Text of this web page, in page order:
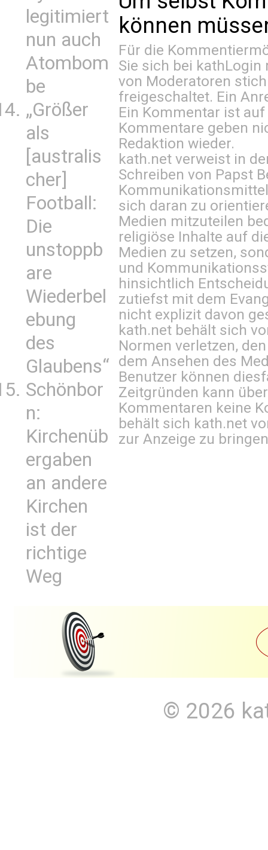
legitimiert
nun auch
Atombom
be
„Größer
als
[australis
cher]
Football:
Die
unstoppb
are
Wiederbel
ebung
des
Glaubens“
Schönbor
n:
Kirchenüb
ergaben
an andere
Kirchen
ist der
richtige
Weg
können
Für die
Sie sich bei kathLogin
von Moderatoren
freigeschaltet. Ein
Ein Kommentar ist
Kommentare geben
Redaktion wieder.
kath.net verweist in
Schreiben von Papst
sich daran zu
Medien mitzuteilen
religiöse Inhalte auf
Medien zu setzen,
und
hinsichtlich
zutiefst mit dem
nicht explizit davon
kath.net behält sich
Normen verletzen,
dem Ansehen des
Benutzer können
Zeitgründen kann
Kommentaren keine
behält sich kath.net
zur Anzeige zu
© 2026